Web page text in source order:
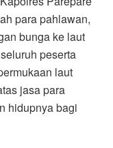
para pahlawan,
bunga ke laut
peserta
laut
jasa para
hidupnya bagi